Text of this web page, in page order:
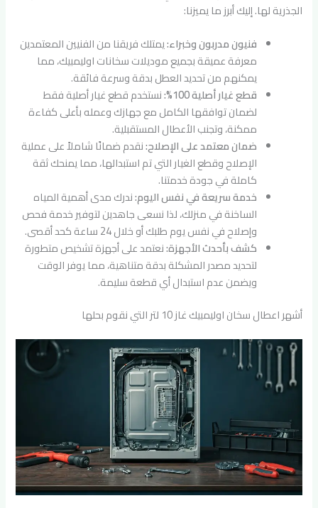
الجذرية لها. إليك أبرز ما يميزنا:
فنيون مدربون وخبراء:يمتلك فريقنا من الفنيين المعتمدين
معرفة عميقة بجميع موديلات سخانات اوليمبيك، مما
يمكنهم من تحديد العطل بدقة وسرعة فائقة.
قطع غيار أصلية 100%:
نستخدم قطع غيار أصلية فقط
لضمان توافقها الكامل مع جهازك وعمله بأعلى كفاءة
ممكنة، وتجنب الأعطال المستقبلية.
ضمان معتمد على الإصلاح:نقدم ضمانًا شاملاً على عملية
الإصلاح وقطع الغيار التي تم استبدالها، مما يمنحك ثقة
كاملة في جودة خدمتنا.
خدمة سريعة في نفس اليوم:ندرك مدى أهمية المياه
الساخنة في منزلك، لذا نسعى جاهدين لتوفير خدمة فحص
وإصلاح في نفس يوم طلبك أو خلال 24 ساعة كحد أقصى.
كشف بأحدث الأجهزة:نعتمد على أجهزة تشخيص متطورة
لتحديد مصدر المشكلة بدقة متناهية، مما يوفر الوقت
ويضمن عدم استبدال أي قطعة سليمة.
أشهر اعطال سخان اوليمبيك غاز 10 لتر التي نقوم بحلها